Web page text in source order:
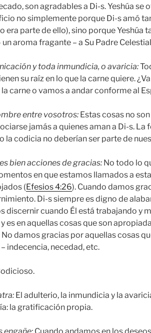
son agradables a Di-s. Yeshúa se
no simplemente porque Di-s amó
era parte de ello), sino porque Yeshúa
aroma fragante – a Su Padre
y toda inmundicia, o avaricia:
su raíz en lo que la carne quiere.
carne o vamos a andar conforme al
entre vosotros: Estas cosas no
jamás a quienes aman a Di-s. La
la codicia no deberían ser parte de
bien acciones de gracias: No todo lo
en que estamos llamados a
(Efesios 4:26). Cuando damos
Di-s siempre es digno de
discernir cuando Él está trabajando y
es en aquellas cosas que son
damos gracias por aquellas cosas
indecencia, necedad, etc.
: El adulterio, la inmundicia y la
la gratificación propia.